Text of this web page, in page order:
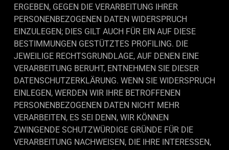
ERGEBEN, GEGEN DIE VERARBEITUNG IHRER
PERSONENBEZOGENEN DATEN WIDERSPRUCH
EINZULEGEN; DIES GILT AUCH FÜR EIN AUF DIESE
BESTIMMUNGEN GESTÜTZTES PROFILING. DIE
JEWEILIGE RECHTSGRUNDLAGE, AUF DENEN EINE
VERARBEITUNG BERUHT, ENTNEHMEN SIE DIESER
DATENSCHUTZERKLÄRUNG. WENN SIE WIDERSPRUCH
EINLEGEN, WERDEN WIR IHRE BETROFFENEN
PERSONENBEZOGENEN DATEN NICHT MEHR
VERARBEITEN, ES SEI DENN, WIR KÖNNEN
ZWINGENDE SCHUTZWÜRDIGE GRÜNDE FÜR DIE
VERARBEITUNG NACHWEISEN, DIE IHRE INTERESSEN,